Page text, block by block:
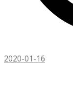
2020-01-16